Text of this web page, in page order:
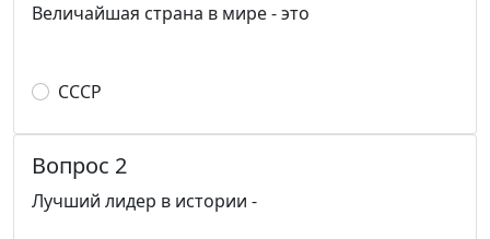
Величайшая страна в мире - это
СССР
Вопрос 2
Лучший лидер в истории -